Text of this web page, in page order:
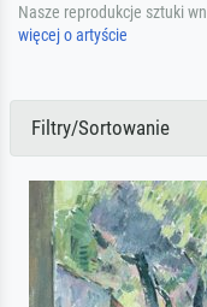
Nasze reprodukcje sztuki
więcej o artyście
Filtry/Sortowanie